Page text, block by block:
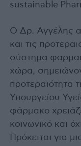
sustainable
Ο Δρ. Αγγέλης
και τις
σύστημα
χώρα,
προτεραιότητα
Υπουργείου
φάρμακο
κοινωνικό και
Πρόκειται για